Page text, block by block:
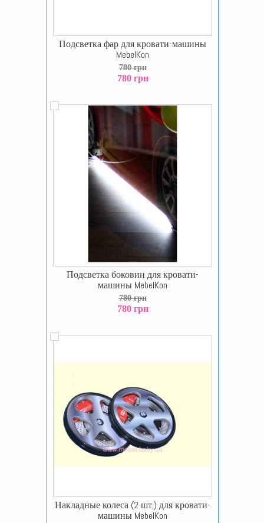
Подсветка фар для кровати-машины
MebelKon
780 грн
780 грн
Подсветка боковин для кровати-
машины MebelKon
780 грн
780 грн
Накладные колеса (2 шт.) для кровати-
машины MebelKon